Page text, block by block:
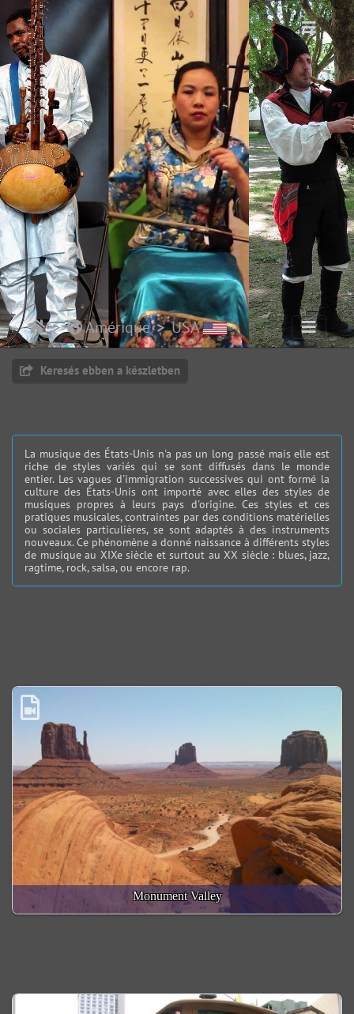
Amérique USA
Keresés ebben a készletben
La musique des États-Unis n'a pas un long passé mais elle est
riche de styles variés qui se sont diffusés dans le monde
entier. Les vagues d'immigration successives qui ont formé la
culture des États-Unis ont importé avec elles des styles de
musiques propres à leurs pays d'origine. Ces styles et ces
pratiques musicales, contraintes par des conditions matérielles
ou sociales particulières, se sont adaptés à des instruments
nouveaux. Ce phénomène a donné naissance à différents styles
de musique au XIXe siècle et surtout au XX siècle : blues, jazz,
ragtime, rock, salsa, ou encore rap.
Monument Valley